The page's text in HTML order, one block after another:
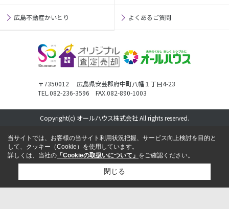
広島不動産かいとり よくあるご質問
〒7350012 広島県安芸郡府中町八幡１丁目4-23
TEL.082-236-3596 FAX.082-890-1003
Copyright(c) オールハウス株式会社 All rights reserved.
当サイトでは、お客様の当サイト利用状況把握、サービス向上検討を目的と
して、クッキー（Cookie）を使用しています。
詳しくは、当社の 「Cookieの取扱いについて」 をご確認ください。
閉じる